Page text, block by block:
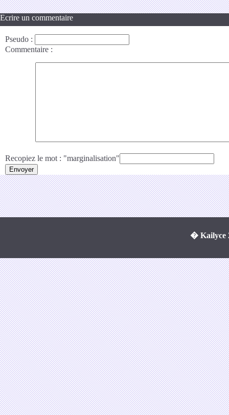
Ecrire un commentaire
Pseudo :
Commentaire :
Recopiez le mot : "marginalisation"
� Kailyce